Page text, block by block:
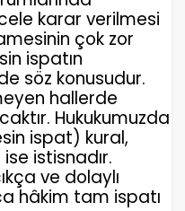
karar verilmesi
çok zor
ispatın
söz konusudur.
hallerde
Hukukumuzda
ispat) kural,
istisnadır.
ve dolaylı
hâkim tam ispatı